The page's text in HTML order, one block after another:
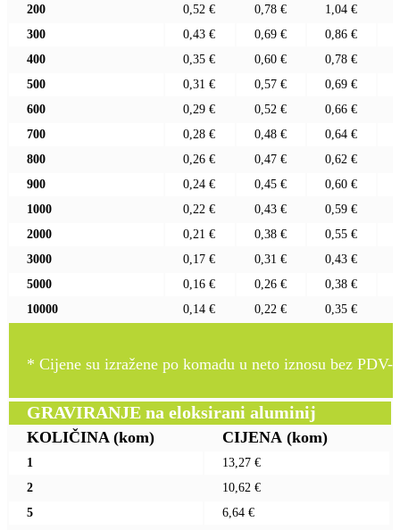
200
0,52 € 0,78 € 1,04 €
300
0,43 € 0,69 € 0,86 €
400
0,35 € 0,60 € 0,78 €
500
0,31 € 0,57 € 0,69 €
600
0,29 € 0,52 € 0,66 €
700
0,28 € 0,48 € 0,64 €
800
0,26 € 0,47 € 0,62 €
900
0,24 € 0,45 € 0,60 €
1000
0,22 € 0,43 € 0,59 €
2000
0,21 € 0,38 € 0,55 €
3000
0,17 € 0,31 € 0,43 €
5000
0,16 € 0,26 € 0,38 €
10000
0,14 € 0,22 € 0,35 €
* Cijene su izražene po komadu u neto iznosu bez PDV-
GRAVIRANJE na eloksirani aluminij
KOLIČINA (kom) CIJENA (kom)
1
13,27 €
2
10,62 €
5
6,64 €